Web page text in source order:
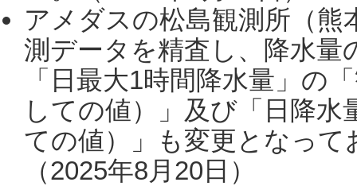
アメダスの松島観測所（熊
測データを精査し、降水
「日最大1時間降水量」の
しての値）」及び「日降
ての値）」も変更となっ
（2025年8月20日）